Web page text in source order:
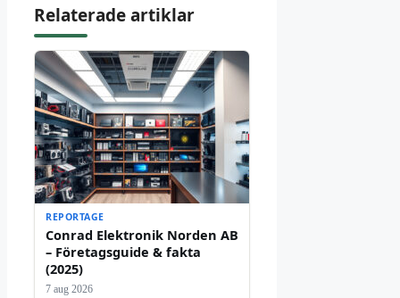
Relaterade artiklar
REPORTAGE
Conrad Elektronik Norden AB
– Företagsguide & fakta
(2025)
7 aug 2026